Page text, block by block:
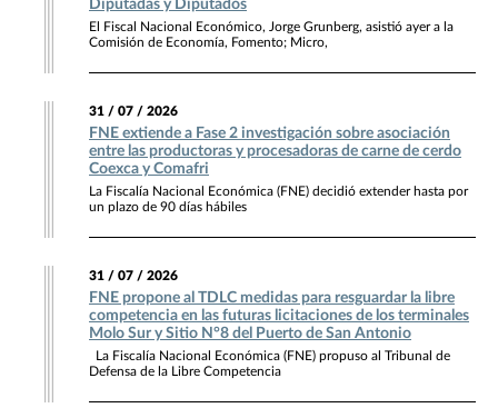
Diputadas y Diputados
El Fiscal Nacional Económico, Jorge Grunberg, asistió ayer a la
Comisión de Economía, Fomento; Micro,
31 / 07 / 2026
FNE extiende a Fase 2 investigación sobre asociación
entre las productoras y procesadoras de carne de cerdo
Coexca y Comafri
La Fiscalía Nacional Económica (FNE) decidió extender hasta por
un plazo de 90 días hábiles
31 / 07 / 2026
FNE propone al TDLC medidas para resguardar la libre
competencia en las futuras licitaciones de los terminales
Molo Sur y Sitio N°8 del Puerto de San Antonio
La Fiscalía Nacional Económica (FNE) propuso al Tribunal de
Defensa de la Libre Competencia